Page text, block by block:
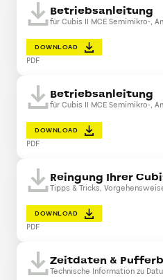
Betriebsanleitung
für Cubis II MCE Semimikro-,
DOWNLOAD
PDF
Betriebsanleitung
für Cubis II MCE Semimikro-,
DOWNLOAD
PDF
Reingung Ihrer
Tipps & Tricks,
DOWNLOAD
PDF
Zeitdaten &
Technische Information zu